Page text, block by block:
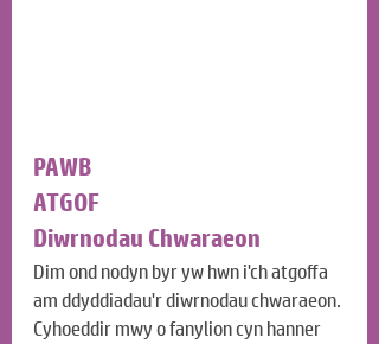
PAWB
ATGOF
Diwrnodau Chwaraeon
Dim ond nodyn byr yw hwn i'ch atgoffa
am ddyddiadau'r diwrnodau chwaraeon.
Cyhoeddir mwy o fanylion cyn hanner